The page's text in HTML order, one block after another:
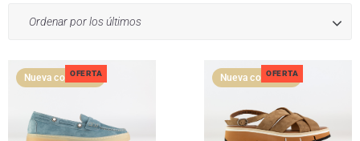
OFERTA OFERTA